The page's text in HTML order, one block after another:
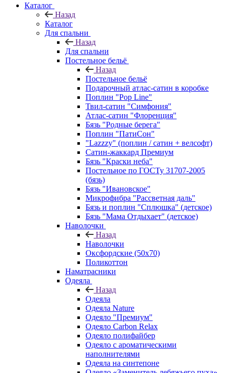
Каталог
Назад
Каталог
Для спальни
Назад
Для спальни
Постельное бельё
Назад
Постельное бельё
Подарочный атлас-сатин в коробке
Поплин "Pop Line"
Твил-сатин "Симфония"
Атлас-сатин "Флоренция"
Бязь "Родные берега"
Поплин "ПатиСон"
"Lazzzy" (поплин / сатин + велсофт)
Сатин-жаккард Премиум
Бязь "Краски неба"
Постельное по ГОСТу 31707-2005
(бязь)
Бязь "Ивановское"
Микрофибра "Рассветная даль"
Бязь и поплин "Сплюшка" (детское)
Бязь "Мама Отдыхает" (детское)
Наволочки
Назад
Наволочки
Оксфордские (50х70)
Поликоттон
Наматрасники
Одеяла
Назад
Одеяла
Одеяла Nature
Одеяло "Премиум"
Одеяло Carbon Relax
Одеяло полифайбер
Одеяло с ароматическими
наполнителями
Одеяла на синтепоне